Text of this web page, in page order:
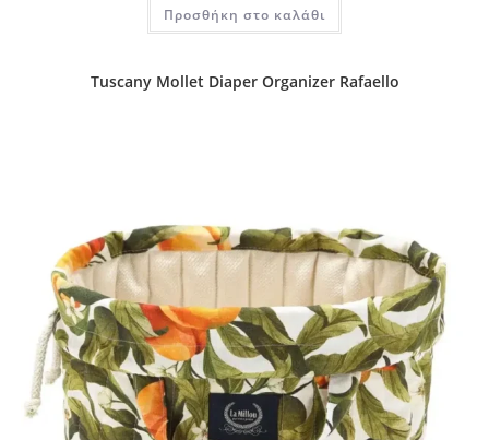
Προσθήκη στο καλάθι
Tuscany Mollet Diaper Organizer Rafaello